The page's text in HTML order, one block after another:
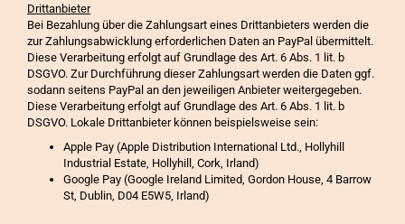
Drittanbieter
Bei Bezahlung über die Zahlungsart eines Drittanbieters werden die
zur Zahlungsabwicklung erforderlichen Daten an PayPal übermittelt.
Diese Verarbeitung erfolgt auf Grundlage des Art. 6 Abs. 1 lit. b
DSGVO. Zur Durchführung dieser Zahlungsart werden die Daten ggf.
sodann seitens PayPal an den jeweiligen Anbieter weitergegeben.
Diese Verarbeitung erfolgt auf Grundlage des Art. 6 Abs. 1 lit. b
DSGVO. Lokale Drittanbieter können beispielsweise sein:
Apple Pay (Apple Distribution International Ltd., Hollyhill
Industrial Estate, Hollyhill, Cork, Irland)
Google Pay (Google Ireland Limited, Gordon House, 4 Barrow
St, Dublin, D04 E5W5, Irland)